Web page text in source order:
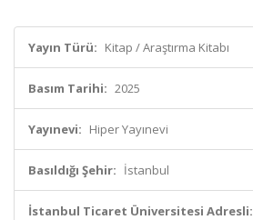
Yayın Türü: Kitap / Araştırma Kitabı
Basım Tarihi: 2025
Yayınevi: Hiper Yayınevi
Basıldığı Şehir: İstanbul
İstanbul Ticaret Üniversitesi Adresli: